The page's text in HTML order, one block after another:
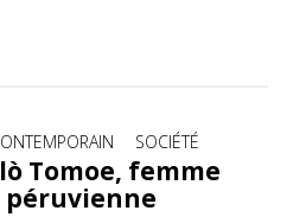
SOCIÉTÉ
Tomoe, femme
péruvienne